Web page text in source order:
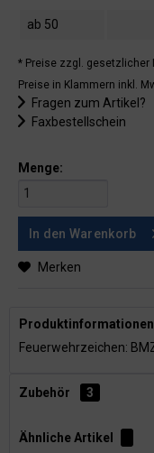
ab 50
* Preise zzgl. gesetzlicher
Preise in Klammern inkl.
Fragen zum Artikel?
Faxbestellschein
Menge:
In den Warenkorb
Merken
Produktinformationen
Feuerwehrzeichen:
Zubehör 3
Ähnliche Artikel